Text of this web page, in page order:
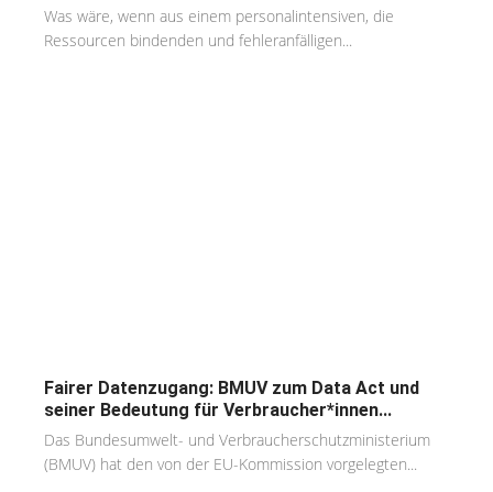
Was wäre, wenn aus einem personalintensiven, die
Ressourcen bindenden und fehleranfälligen...
Fairer Datenzugang: BMUV zum Data Act und
seiner Bedeutung für Verbraucher*innen...
Das Bundesumwelt- und Verbraucherschutzministerium
(BMUV) hat den von der EU-Kommission vorgelegten...